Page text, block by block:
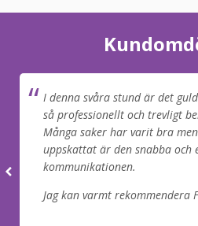
I denna svåra stund är det
så professionellt och trevligt
Många saker har varit bra
uppskattat är den snabba och
kommunikationen.
Jag kan varmt rekommendera